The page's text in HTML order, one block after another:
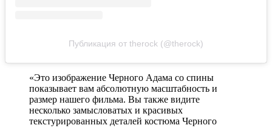
Публикация от therock (@therock)
«Это изображение Черного Адама со спины
показывает вам абсолютную масштабность и
размер нашего фильма. Вы также видите
несколько замысловатых и красивых
текстурированных деталей костюма Черного